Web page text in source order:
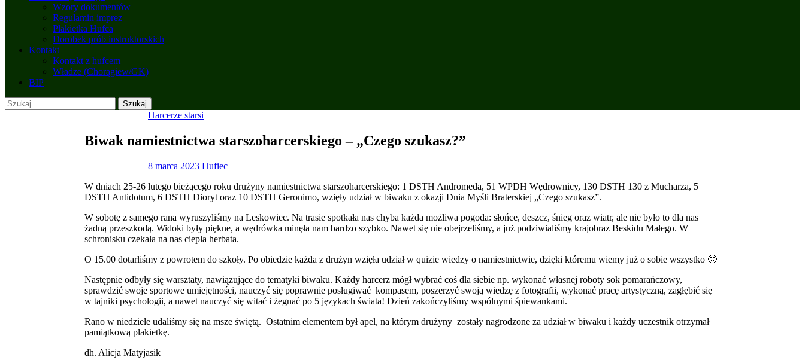
Wzory dokumentów
Regulamin imprez
Plakietka Hufca
Dorobek prób instruktorskich
Kontakt
Kontakt z hufcem
Władze (Chorągiew/GK)
BIP
Szukaj:
Harcerze starsi
Biwak namiestnictwa starszoharcerskiego – „Czego szukasz?”
8 marca 2023 Hufiec
W dniach 25-26 lutego bieżącego roku drużyny namiestnictwa starszoharcerskiego: 1 DSTH Andromeda, 51 WPDH Wędrownicy, 130 DSTH 130 z Mucharza, 5
DSTH Antidotum, 6 DSTH Dioryt oraz 10 DSTH Geronimo, wzięły udział w biwaku z okazji Dnia Myśli Braterskiej „Czego szukasz”.
W sobotę z samego rana wyruszyliśmy na Leskowiec. Na trasie spotkała nas chyba każda możliwa pogoda: słońce, deszcz, śnieg oraz wiatr, ale nie było to dla nas
żadną przeszkodą. Widoki były piękne, a wędrówka minęła nam bardzo szybko. Nawet się nie obejrzeliśmy, a już podziwialiśmy krajobraz Beskidu Małego. W
schronisku czekała na nas ciepła herbata.
O 15.00 dotarliśmy z powrotem do szkoły. Po obiedzie każda z drużyn wzięła udział w quizie wiedzy o namiestnictwie, dzięki któremu wiemy już o sobie wszystko 🙂
Następnie odbyły się warsztaty, nawiązujące do tematyki biwaku. Każdy harcerz mógł wybrać coś dla siebie np. wykonać własnej roboty sok pomarańczowy,
sprawdzić swoje sportowe umiejętności, nauczyć się poprawnie posługiwać kompasem, poszerzyć swoją wiedzę z fotografii, wykonać pracę artystyczną, zagłębić się
w tajniki psychologii, a nawet nauczyć się witać i żegnać po 5 językach świata! Dzień zakończyliśmy wspólnymi śpiewankami.
Rano w niedziele udaliśmy się na msze świętą. Ostatnim elementem był apel, na którym drużyny zostały nagrodzone za udział w biwaku i każdy uczestnik otrzymał
pamiątkową plakietkę.
dh. Alicja Matyjasik